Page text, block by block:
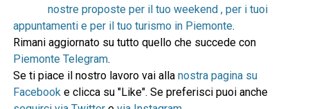
nostre proposte per il tuo weekend , per i tuoi
appuntamenti e per il tuo turismo in Piemonte.
Rimani aggiornato su tutto quello che succede con
Piemonte Telegram.
Se ti piace il nostro lavoro vai alla nostra pagina su
Facebooke clicca su "Like". Se preferisci puoi anche